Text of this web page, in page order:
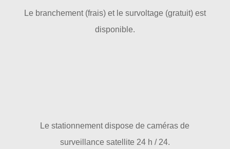
Le branchement (frais) et le survoltage (gratuit) est
disponible.
Le stationnement dispose de caméras de
surveillance satellite 24 h / 24.